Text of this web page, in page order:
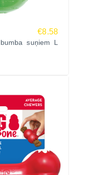
€8.58
suņiem L